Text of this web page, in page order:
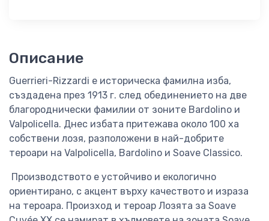
Описание
Guerrieri-Rizzardi е историческа фамилна изба,
създадена през 1913 г. след обединението на две
благороднически фамилии от зоните Bardolino и
Valpolicella. Днес избата притежава около 100 ха
собствени лозя, разположени в най-добрите
тероари на Valpolicella, Bardolino и Soave Classico.
Производството е устойчиво и екологично
ориентирано, с акцент върху качеството и израза
на тероара. Произход и тероар Лозята за Soave